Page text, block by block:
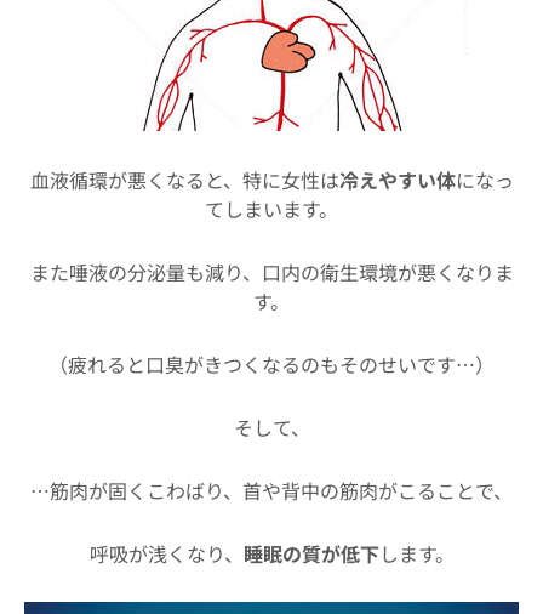
血液循環が悪くなると、特に女性は冷えやすい体になっ
てしまいます。
また唾液の分泌量も減り、口内の衛生環境が悪くなりま
す。
（疲れると口臭がきつくなるのもそのせいです…）
そして、
…筋肉が固くこわばり、首や背中の筋肉がこることで、
呼吸が浅くなり、 睡眠の質が低下します。